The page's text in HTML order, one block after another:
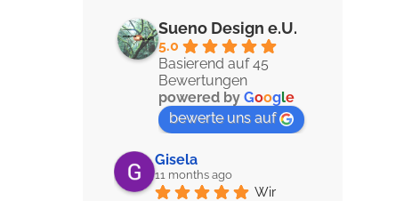
Sueno Design e.U.
5.0
Basierend auf 45
Bewertungen
powered by Google
bewerte uns auf
Gisela
11 months ago
Wir